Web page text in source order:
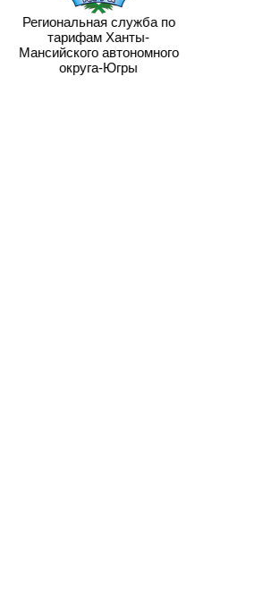
Региональная служба по
тарифам Ханты-
Мансийского автономного
округа-Югры